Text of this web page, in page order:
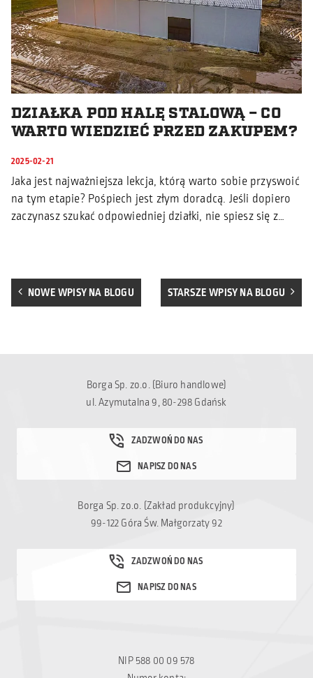
DZIAŁKA POD HALĘ STALOWĄ – CO
WARTO WIEDZIEĆ PRZED ZAKUPEM?
2025-02-21
Jaka jest najważniejsza lekcja, którą warto sobie przyswoić
na tym etapie? Pośpiech jest złym doradcą. Jeśli dopiero
zaczynasz szukać odpowiedniej działki, nie spiesz się z…
STARSZE WPISY NA BLOGU
NOWE WPISY NA BLOGU
Borga Sp. zo.o. (Biuro handlowe)
ul. Azymutalna 9, 80-298 Gdańsk
Borga Sp. zo.o. (Zakład produkcyjny)
99-122 Góra Św. Małgorzaty 92
NIP 588 00 09 578